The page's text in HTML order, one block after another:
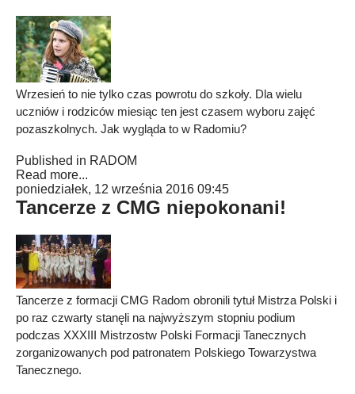
Wrzesień to nie tylko czas powrotu do szkoły. Dla wielu
uczniów i rodziców miesiąc ten jest czasem wyboru zajęć
pozaszkolnych. Jak wygląda to w Radomiu?
Published in RADOM
Read more...
poniedziałek, 12 września 2016 09:45
Tancerze z CMG niepokonani!
Tancerze z formacji CMG Radom obronili tytuł Mistrza Polski i
po raz czwarty stanęli na najwyższym stopniu podium
podczas XXXIII Mistrzostw Polski Formacji Tanecznych
zorganizowanych pod patronatem Polskiego Towarzystwa
Tanecznego.